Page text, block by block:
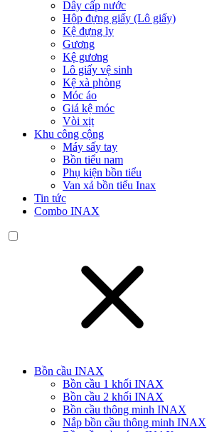
Dây cấp nước
Hộp đựng giấy (Lô giấy)
Kệ đựng ly
Gương
Kệ gương
Lô giấy vệ sinh
Kệ xà phòng
Móc áo
Giá kệ móc
Vòi xịt
Khu công cộng
Máy sấy tay
Bồn tiểu nam
Phụ kiện bồn tiểu
Van xả bồn tiểu Inax
Tin tức
Combo INAX
Bồn cầu INAX
Bồn cầu 1 khối INAX
Bồn cầu 2 khối INAX
Bồn cầu thông minh INAX
Nắp bồn cầu thông minh INAX